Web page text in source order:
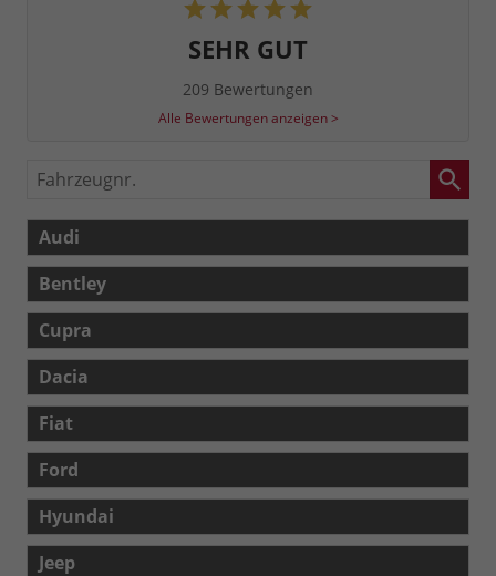
SEHR GUT
209 Bewertungen
Alle Bewertungen anzeigen >
Fahrzeugnr.
Audi
Bentley
Cupra
Dacia
Fiat
Ford
Hyundai
Jeep